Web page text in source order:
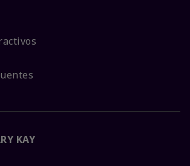
KAY